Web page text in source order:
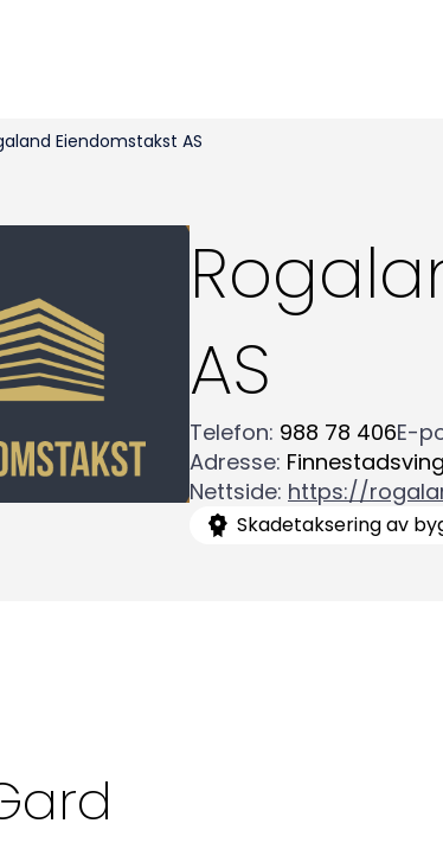
Eiendomstakst AS
AS
Telefon: 988 78 406E-
Adresse:
Nettside: https://
Skadetaksering av